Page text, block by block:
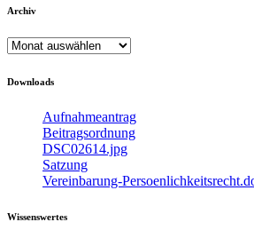
Archiv
Archiv
Downloads
Aufnahmeantrag
Beitragsordnung
DSC02614.jpg
Satzung
Vereinbarung-
Wissenswertes